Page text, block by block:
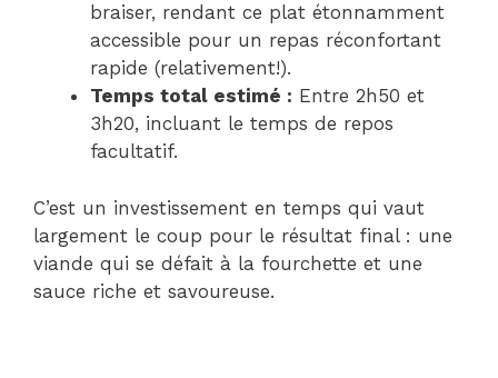
braiser, rendant ce plat étonnamment
accessible pour un repas réconfortant
rapide (relativement!).
Temps total estimé : Entre 2h50 et
3h20, incluant le temps de repos
facultatif.
C’est un investissement en temps qui vaut
largement le coup pour le résultat final : une
viande qui se défait à la fourchette et une
sauce riche et savoureuse.